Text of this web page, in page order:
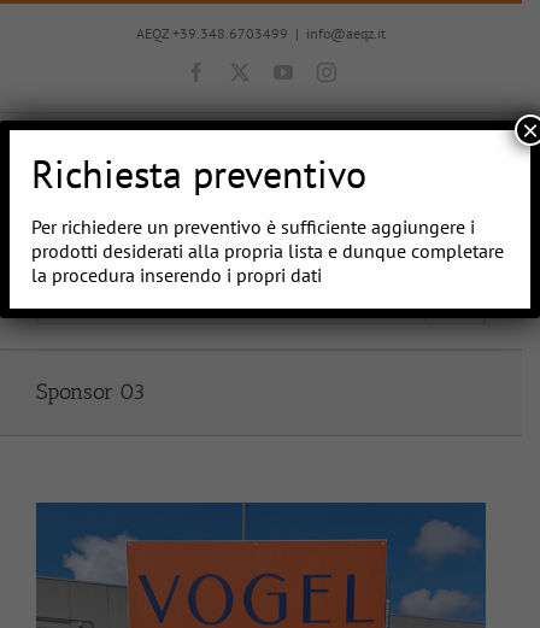
Salta
AEQZ +39.348.6703499 | info@aeqz.it
Facebook YouTubeInstagram
Vai a...
Sponsor 03
Richiesta preventivo
Per richiedere un preventivo è sufficiente aggiungere i
prodotti desiderati alla propria lista e dunque completare
la procedura inserendo i propri dati
×